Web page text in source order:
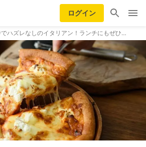
ログイン
でハズレなしのイタリアン！ランチにもぜひ…